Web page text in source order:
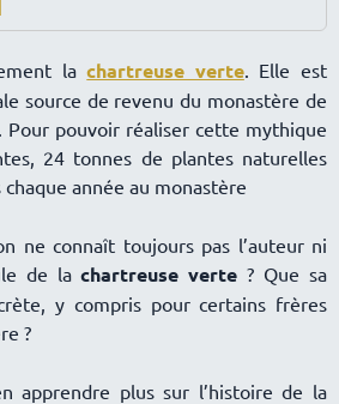
lachartreuse verte. Elle est
source de revenu du monastère de
Pour pouvoir réaliser cette mythique
24 tonnes de plantes naturelles
année au monastère
ne connaît toujours pas l’auteur ni
de lachartreuse verte ? Que sa
y compris pour certains frères
?
apprendre plus sur l’histoire de la